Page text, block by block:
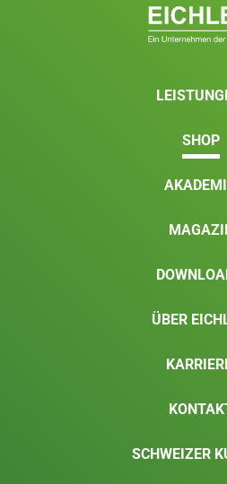
SHOP
ÜBER
SCHWEIZER